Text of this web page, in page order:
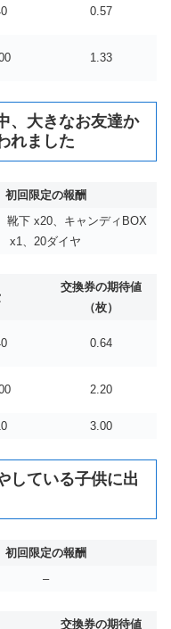
0.57
1.33
、大きなお友達か
れました
初回限定の報酬
靴下 x20、キャンディBOX
x1、20ダイヤ
交換券の期待値
（枚）
0.64
2.20
3.00
している子供に出
初回限定の報酬
–
交換券の期待値